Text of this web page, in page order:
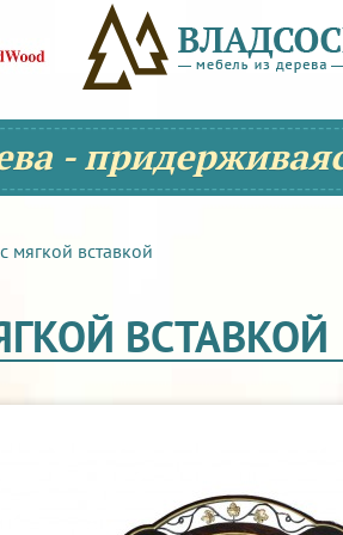
-
мягкой вставкой
ВСТАВКОЙ